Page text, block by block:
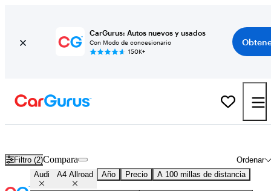
CarGurus: Autos nuevos y usados
Con Modo de concesionario
150K+
Filtro (2) Ordenar
Compara
Audi A4 Allroad Año Precio A 100 millas de distancia